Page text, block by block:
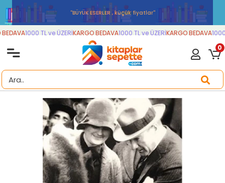
''BÜYÜK ESERLER , küçük fiyatlar''
1000 TL ve ÜZERİKARGO BEDAVA1000 TL ve ÜZERİKARGO BEDAVA1000
0